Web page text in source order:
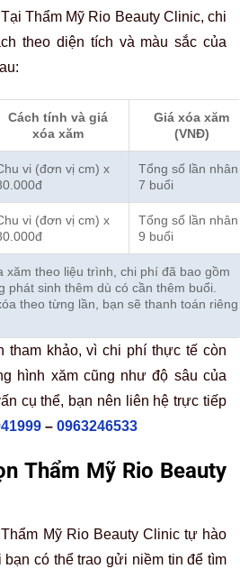
Thẩm Mỹ Rio Beauty Clinic, chi
theo diện tích và màu sắc của
Cách tính và giá
xóa xăm
Giá xóa xăm
(VNĐ)
vi (đơn vị cm) x
Tổng số lần nhân
7 buổi
vi (đơn vị cm) x
Tổng số lần nhân
9 buổi
xăm theo liệu trình, chi phí đã bao gồm
phát sinh thêm dù có cần thêm buổi.
theo từng lần, bạn sẽ thanh toán riêng
tham khảo, vì chi phí thực tế còn
hình xăm cũng như độ sâu của
cụ thể, bạn nên liên hệ trực tiếp
– 0963246533
Thẩm Mỹ Rio Beauty
Mỹ Rio Beauty Clinic tự hào
bạn có thể trao gửi niềm tin để tìm